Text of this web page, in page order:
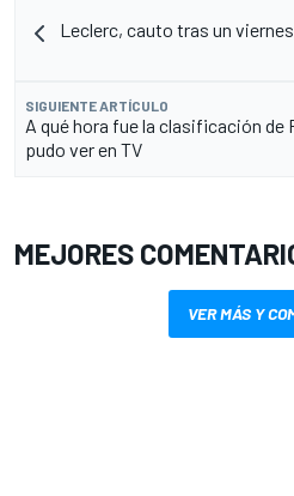
Leclerc, cauto tras un
SIGUIENTE ARTÍCULO
A qué hora fue la clasificación de
pudo ver en TV
MEJORES
VER MÁS Y